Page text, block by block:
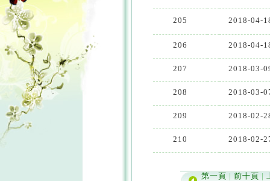
205 2018-04-
206 2018-04-
207 2018-03-
208 2018-03-
209 2018-02-
210 2018-02-
第一頁 | 前十頁 |